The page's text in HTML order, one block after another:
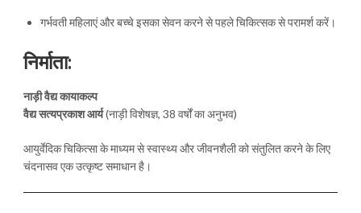
गर्भवती महिलाएं और बच्चे इसका सेवन करने से पहले चिकित्सक से परामर्श करें।
निर्माता:
नाड़ी वैद्य कायाकल्प
वैद्य सत्यप्रकाश आर्य(नाड़ी विशेषज्ञ, 38 वर्षों का अनुभव)
आयुर्वेदिक चिकित्सा के माध्यम से स्वास्थ्य और जीवनशैली को संतुलित करने के लिए
चंदनासव एक उत्कृष्ट समाधान है।